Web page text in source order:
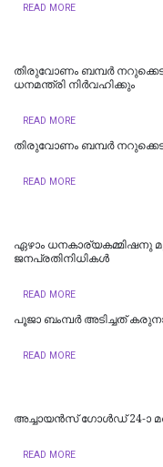
READ MORE
തിരുവോണം ബമ്പർ
ധനമന്ത്രി നിർവഹിക്കും
READ MORE
തിരുവോണം ബമ്പര്‍
READ MORE
ഏഴാം ധനകാര്യകമ്മിഷനു
ജനപ്രതിനിധികൾ
READ MORE
പൂജാ ബംമ്പർ അടിച്ചത്
READ MORE
അച്ചായൻസ് ഗോൾഡ് 24-ാ
READ MORE